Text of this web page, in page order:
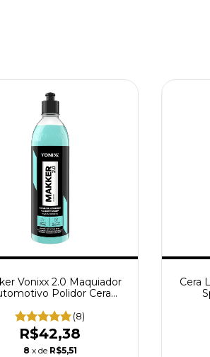
Vonixx 2.0 Maquiador
Polidor Cera
Risco
(8)
R$42,38
8 x de R$5,51
Cera